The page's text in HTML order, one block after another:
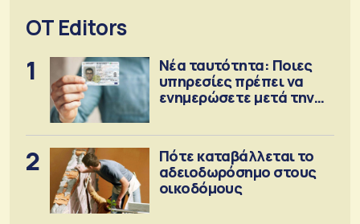
OT Editors
1
Νέα ταυτότητα: Ποιες
υπηρεσίες πρέπει να
ενημερώσετε μετά την
2
Πότε καταβάλλεται το
αδειοδωρόσημο στους
οικοδόμους